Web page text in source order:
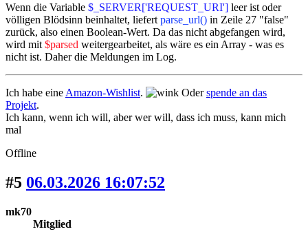
Wenn die Variable $_SERVER['REQUEST_URI'] leer ist oder
völligen Blödsinn beinhaltet, liefert parse_url() in Zeile 27 "false"
zurück, also einen Boolean-Wert. Da das nicht abgefangen wird,
wird mit $parsed weitergearbeitet, als wäre es ein Array - was es
nicht ist. Daher die Meldungen im Log.
Ich habe eine Amazon-Wishlist. Oderspende an das
Projekt.
Ich kann, wenn ich will, aber wer will, dass ich muss, kann mich
mal
Offline
#5 06.03.2026 16:07:52
mk70
Mitglied